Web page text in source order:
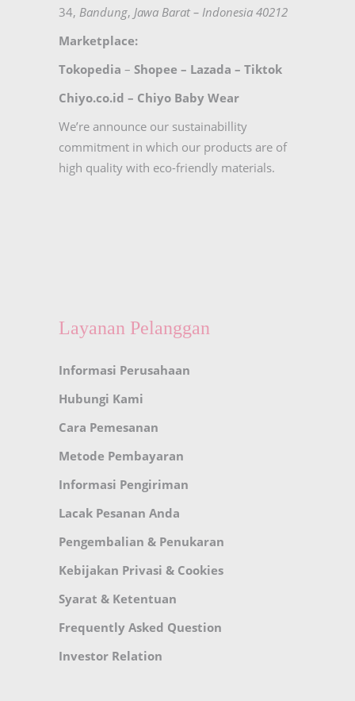
34, Bandung, Jawa Barat – Indonesia 40212
Marketplace:
Tokopedia – Shopee – Lazada – Tiktok
Chiyo.co.id – Chiyo Baby Wear
We’re announce our sustainabillity
commitment in which our products are of
high quality with eco-friendly materials.
Layanan Pelanggan
Informasi Perusahaan
Hubungi Kami
Cara Pemesanan
Metode Pembayaran
Informasi Pengiriman
Lacak Pesanan Anda
Pengembalian & Penukaran
Kebijakan Privasi & Cookies
Syarat & Ketentuan
Frequently Asked Question
Investor Relation